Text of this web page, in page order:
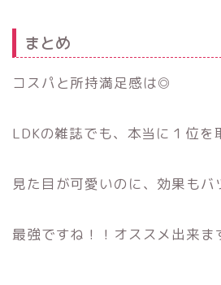
まとめ
コスパと所持満足感は◎
LDKの雑誌でも、本当に１位を
見た目が可愛いのに、効果もバ